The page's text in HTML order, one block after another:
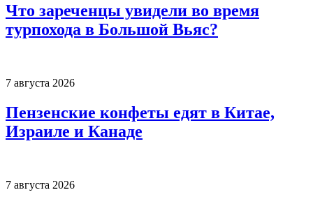
Что зареченцы увидели во время
турпохода в Большой Вьяс?
7 августа 2026
Пензенские конфеты едят в Китае,
Израиле и Канаде
7 августа 2026